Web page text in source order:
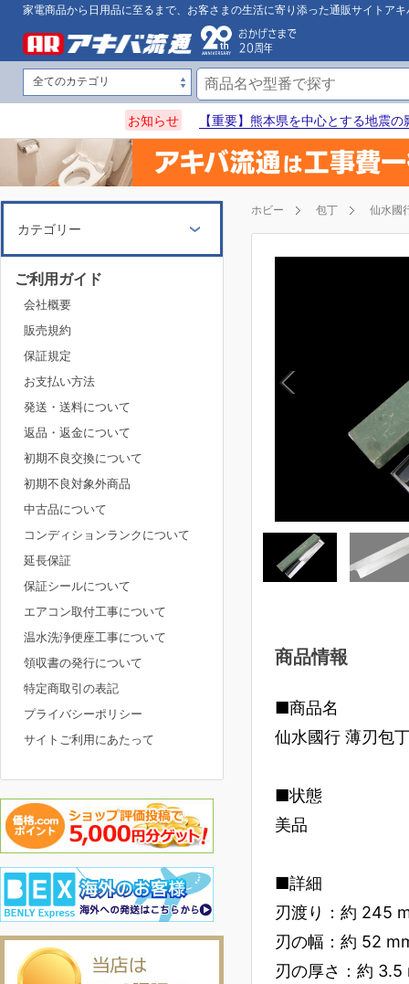
家電商品から日用品に至るまで、お客さまの生活に寄り添った通販サイトアキ
お知らせ 【重要】熊本県を中心とする地震
ホビー 包丁 仙水國
商品情報
■商品名
仙水國行 薄刃包
■状態
美品
■詳細
刃渡り：約 245
刃の幅：約 52
刃の厚さ：約
カテゴリー
ご利用ガイド
会社概要
販売規約
保証規定
お支払い方法
発送・送料について
返品・返金について
初期不良交換について
初期不良対象外商品
中古品について
コンディションランクについて
延長保証
保証シールについて
エアコン取付工事について
温水洗浄便座工事について
領収書の発行について
特定商取引の表記
プライバシーポリシー
サイトご利用にあたって